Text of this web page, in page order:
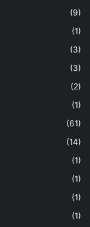
(9)
(1)
(3)
(3)
(2)
(1)
(61)
(14)
(1)
(1)
(1)
(1)